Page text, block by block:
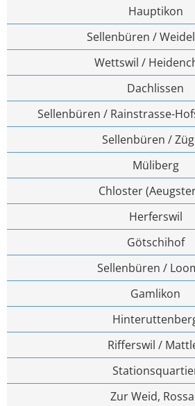
Hauptikon
Sellenbüren /
Wettswil /
Dachlissen
Sellenbüren / Rainstrasse-
Sellenbüren /
Müliberg
Chloster
Herferswil
Götschihof
Sellenbüren /
Gamlikon
Rifferswil /
Zur Weid,